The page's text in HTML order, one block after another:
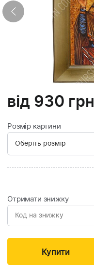
від 930 грн
Розмір картини
Отримати знижку